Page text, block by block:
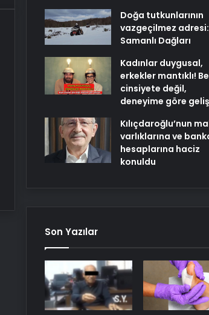
Doğa tutkunlarının
vazgeçilmez adresi:
Samanlı Dağları
Kadınlar duygusal,
erkekler mantıklı!
cinsiyete değil,
deneyime göre
Kılıçdaroğlu’nun
varlıklarına ve
hesaplarına haciz
konuldu
Son Yazılar